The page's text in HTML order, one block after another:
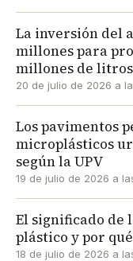
La inversión del
millones para
millones de
20 de julio de 2026 a
Los pavimentos
microplásticos
según la UPV
19 de julio de 2026 a
El significado de
plástico y por
18 de julio de 2026 a